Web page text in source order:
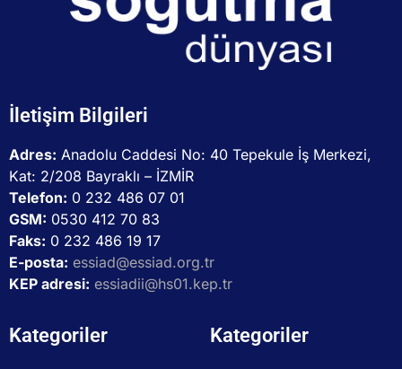
İletişim Bilgileri
Adres: Anadolu Caddesi No: 40 Tepekule İş Merkezi,
Kat: 2/208 Bayraklı – İZMİR
Telefon: 0 232 486 07 01
GSM: 0530 412 70 83
Faks: 0 232 486 19 17
E-posta: essiad@essiad.org.tr
KEP adresi: essiadii@hs01.kep.tr
Kategoriler Kategoriler